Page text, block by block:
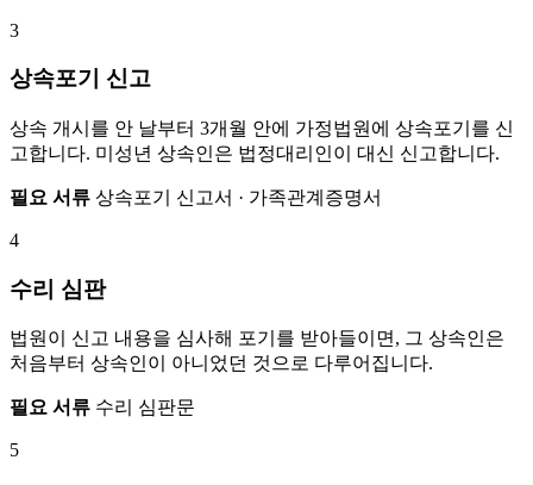
3
상속포기 신고
상속 개시를 안 날부터 3개월 안에 가정법원에 상속포기를 신
고합니다. 미성년 상속인은 법정대리인이 대신 신고합니다.
필요 서류 상속포기 신고서 · 가족관계증명서
4
수리 심판
법원이 신고 내용을 심사해 포기를 받아들이면, 그 상속인은
처음부터 상속인이 아니었던 것으로 다루어집니다.
필요 서류 수리 심판문
5